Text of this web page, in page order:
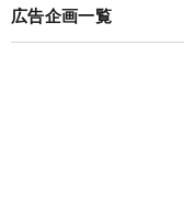
広告企画一覧